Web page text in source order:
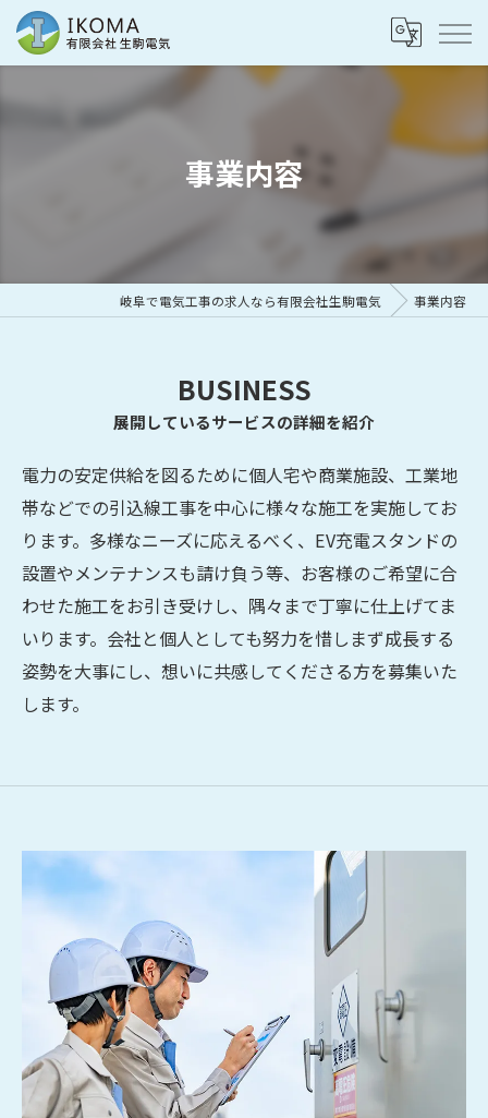
事業内容
岐阜で電気工事の求人なら有限会社生駒電気 事業内容
展開しているサービスの詳細を紹介
BUSINESS
電力の安定供給を図るために個人宅や商業施設、工業地
帯などでの引込線工事を中心に様々な施工を実施してお
ります。多様なニーズに応えるべく、EV充電スタンドの
設置やメンテナンスも請け負う等、お客様のご希望に合
わせた施工をお引き受けし、隅々まで丁寧に仕上げてま
いります。会社と個人としても努力を惜しまず成長する
姿勢を大事にし、想いに共感してくださる方を募集いた
します。